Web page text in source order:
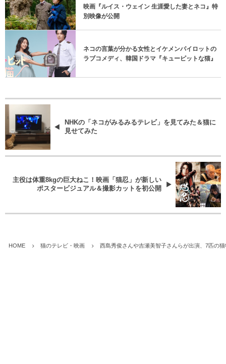
映画『ルイス・ウェイン 生涯愛した妻とネコ』特
別映像が公開
ネコの言葉が分かる女性とイケメンパイロットの
ラブコメディ、韓国ドラマ『キューピットな猫』
NHKの「ネコがみるみるテレビ」を見てみた＆猫に
見せてみた
主役は体重8kgの巨大ねこ！映画「猫忍」が新しい
ポスタービジュアル＆撮影カットを初公開
HOME 猫のテレビ・映画 西島秀俊さんや吉瀬美智子さんらが出演、7匹の